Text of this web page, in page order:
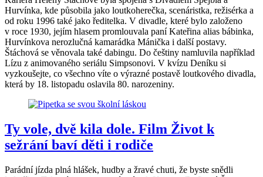
Hurvínka, kde působila jako loutkoherečka, scenáristka, režisérka a
od roku 1996 také jako ředitelka. V divadle, které bylo založeno
v roce 1930, jejím hlasem promlouvala paní Kateřina alias bábinka,
Hurvínkova nerozlučná kamarádka Mánička i další postavy.
Štáchová se věnovala také dabingu. Do češtiny namluvila například
Lízu z animovaného seriálu Simpsonovi. V kvízu Deníku si
vyzkoušejte, co všechno víte o výrazné postavě loutkového divadla,
která by 18. listopadu oslavila 80. narozeniny.
Ty vole, dvě kila dole. Film Život k
sežrání baví děti i rodiče
Parádní jízda plná hlášek, hudby a žravé chuti, že byste snědli